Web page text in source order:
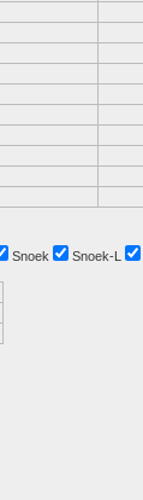
Snoek Snoek-L